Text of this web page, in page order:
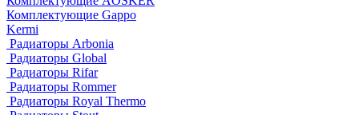
Комплектующие Gappo
Kermi
Радиаторы Arbonia
Радиаторы Global
Радиаторы Rifar
Радиаторы Rommer
Радиаторы Royal Thermo